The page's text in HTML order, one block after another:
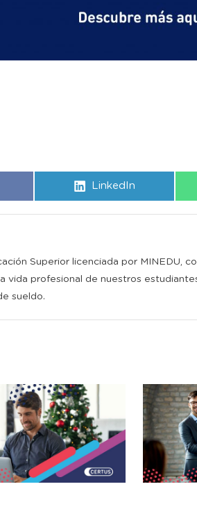
Compartir
LinkedIn
Superior licenciada por MINEDU,
vida profesional de nuestros
sueldo.